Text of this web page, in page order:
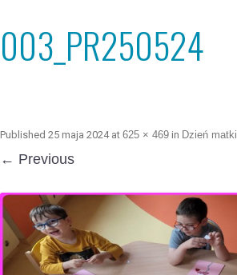
003_PR250524
Published 25 maja 2024at 625 × 469 in Dzień matki
← Previous